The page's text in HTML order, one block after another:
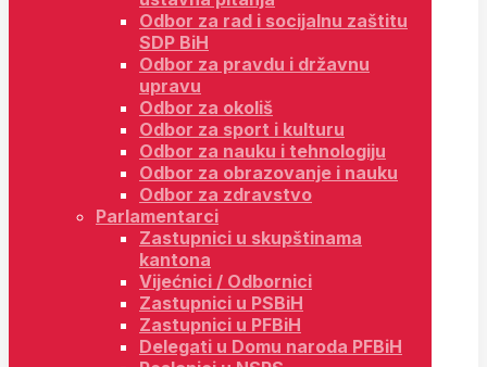
Odbor za rad i socijalnu zaštitu
SDP BiH
Odbor za pravdu i državnu
upravu
Odbor za okoliš
Odbor za sport i kulturu
Odbor za nauku i tehnologiju
Odbor za obrazovanje i nauku
Odbor za zdravstvo
Parlamentarci
Zastupnici u skupštinama
kantona
Vijećnici / Odbornici
Zastupnici u PSBiH
Zastupnici u PFBiH
Delegati u Domu naroda PFBiH